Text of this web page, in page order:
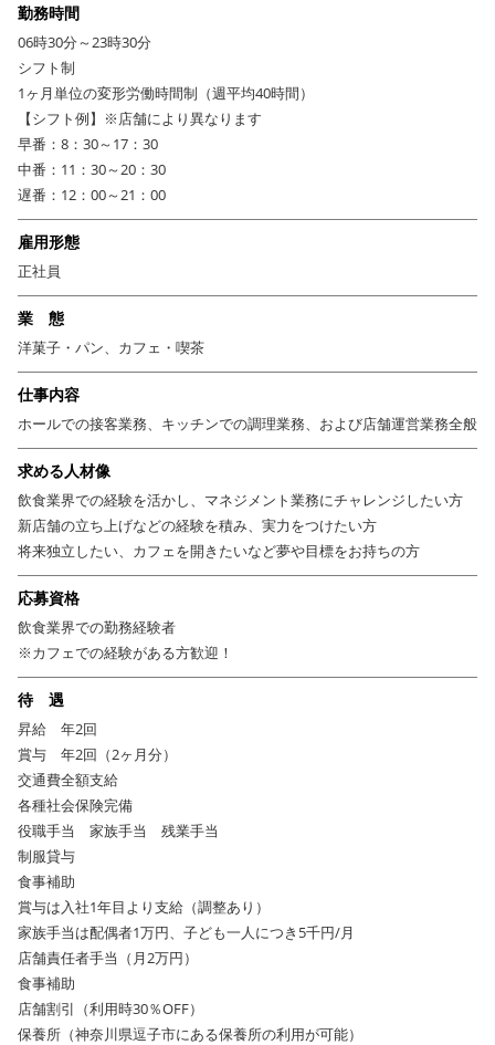
取り組む社風が根付いています。ひとつの店舗に3～5名の社員を配置し、
近隣店舗からのヘルプもあるなどみんなでフォローしあって店舗を運営。
飲食業界で働くうえでよくある悩みである「希望の休みや連休がとりづら
い」ということもなく、計画年休として基本は5連休、夏季は7連休も取得
可能。産休・育休取得も活発で育休は男女ともに取得実績があります。復
帰後は時短勤務で働くこともでき、ライフステージが変わっても長く働き
つづけることができる環境です。
勤務時間
06時30分～23時30分
シフト制
1ヶ月単位の変形労働時間制（週平均40時間）
【シフト例】※店舗により異なります
早番：8：30～17：30
中番：11：30～20：30
遅番：12：00～21：00
雇用形態
正社員
業 態
洋菓子・パン、カフェ・喫茶
仕事内容
ホールでの接客業務、キッチンでの調理業務、および店舗運営業務全般
求める人材像
飲食業界での経験を活かし、マネジメント業務にチャレンジしたい方
新店舗の立ち上げなどの経験を積み、実力をつけたい方
将来独立したい、カフェを開きたいなど夢や目標をお持ちの方
応募資格
飲食業界での勤務経験者
※カフェでの経験がある方歓迎！
待 遇
昇給 年2回
賞与 年2回（2ヶ月分）
交通費全額支給
各種社会保険完備
役職手当 家族手当 残業手当
制服貸与
食事補助
賞与は入社1年目より支給（調整あり）
家族手当は配偶者1万円、子ども一人につき5千円/月
店舗責任者手当（月2万円）
食事補助
店舗割引（利用時30％OFF）
保養所（神奈川県逗子市にある保養所の利用が可能）